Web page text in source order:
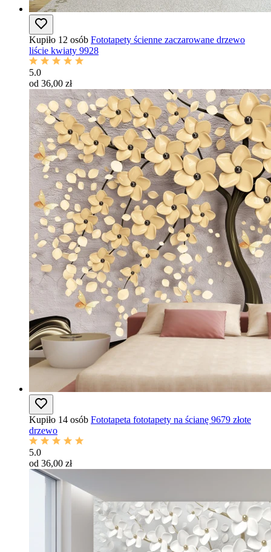
Kupiło 12 osób Fototapety ścienne zaczarowane drzewo
liście kwiaty 9928
5.0
od 36,00 zł
Kupiło 14 osób Fototapeta fototapety na ścianę 9679 złote
drzewo
5.0
od 36,00 zł